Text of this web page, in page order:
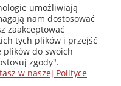
- internetowy sklep
naszej księgarni
2 w Warszawie
umożliwiają
nam dostosować
zaakceptować
tych plików i przejść
plików do swoich
zgody".
w naszej Polityce